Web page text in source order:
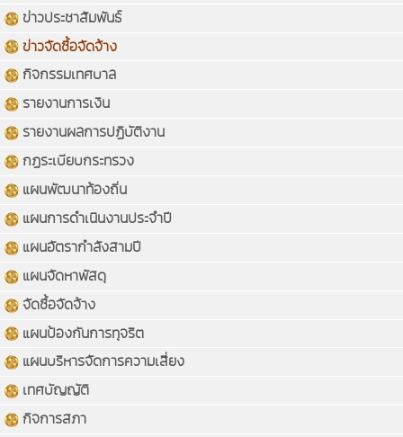
ข่าวประชาสัมพันธ์
ข่าวจัดซื้อจัดจ้าง
กิจกรรมเทศบาล
รายงานการเงิน
รายงานผลการปฏิบัติงาน
กฏระเบียบกระทรวง
แผนพัฒนาท้องถิ่น
แผนการดำเนินงานประจำปี
แผนอัตรากำลังสามปี
แผนจัดหาพัสดุ
จัดซื้อจัดจ้าง
แผนป้องกันการทุจริต
แผนบริหารจัดการความเสี่ยง
เทศบัญญัติ
กิจการสภา